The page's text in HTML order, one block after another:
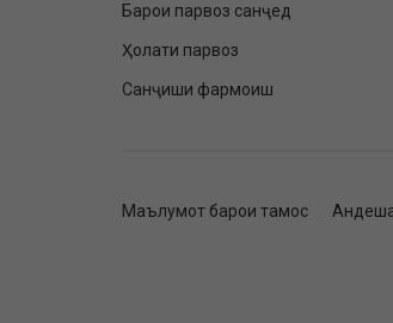
Барои парвоз санҷед
Ҳолати парвоз
Санҷиши фармоиш
Маълумот барои тамос